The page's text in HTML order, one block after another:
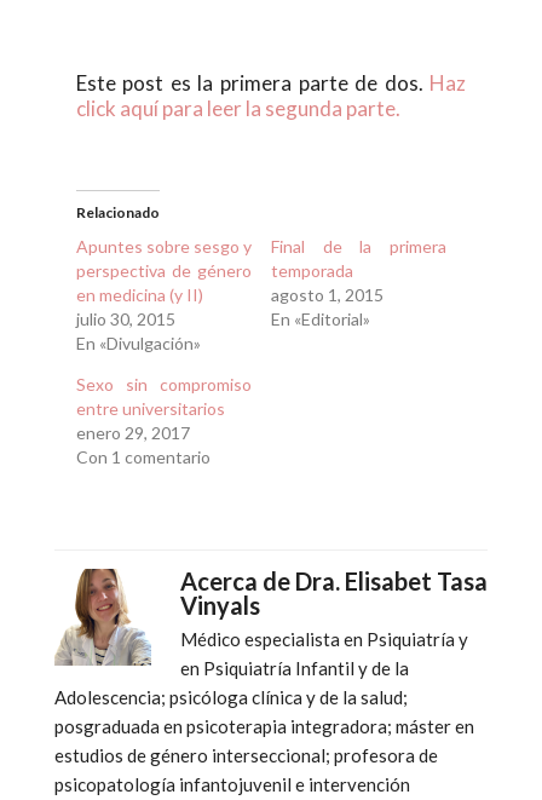
Este post es la primera parte de dos. Haz
click aquí para leer la segunda parte.
Relacionado
Apuntes sobre sesgo y
perspectiva de género
en medicina (y II)
julio 30, 2015
En «Divulgación»
Final de la primera
temporada
agosto 1, 2015
En «Editorial»
Sexo sin compromiso
entre universitarios
enero 29, 2017
Con 1 comentario
Acerca de Dra. Elisabet Tasa
Vinyals
Médico especialista en Psiquiatría y
en Psiquiatría Infantil y de la
Adolescencia; psicóloga clínica y de la salud;
posgraduada en psicoterapia integradora; máster en
estudios de género interseccional; profesora de
psicopatología infantojuvenil e intervención